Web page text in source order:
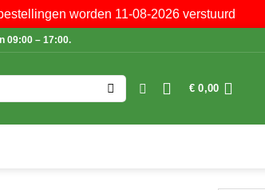
worden 11-08-2026 verstuurd
09:00 – 17:00.
€ 0,00